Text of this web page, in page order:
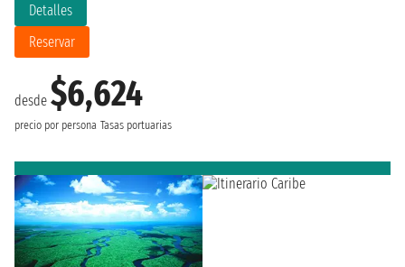
desde $6,624
precio por persona Tasas portuarias
Detalles
Reservar